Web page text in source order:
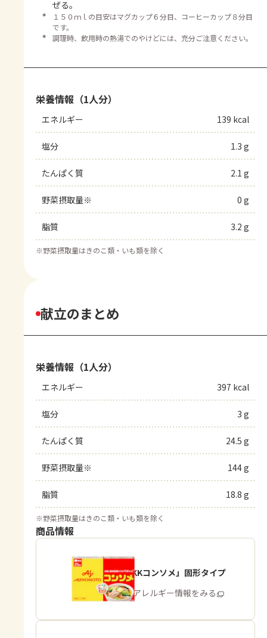
ぜる。
＊
１５０ｍｌの目安はマグカップ６分目、コーヒーカップ８分目
です。
＊
調理時、飲用時の熱湯でのやけどには、充分ご注意ください。
栄養情報（1人分）
エネルギー 139 kcal
塩分 1.3 g
たんぱく質 2.1 g
野菜摂取量※ 0 g
脂質 3.2 g
※野菜摂取量はきのこ類・いも類を除く
献立のまとめ
栄養情報（1人分）
エネルギー 397 kcal
塩分 3 g
たんぱく質 24.5 g
野菜摂取量※ 144 g
脂質 18.8 g
※野菜摂取量はきのこ類・いも類を除く
商品情報
「味の素KKコンソメ」固形タイプ
商品・アレルギー情報をみる